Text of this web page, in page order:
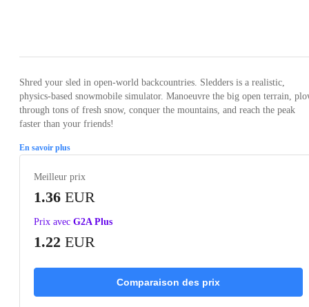
Shred your sled in open-world backcountries. Sledders is a realistic,
physics-based snowmobile simulator. Manoeuvre the big open terrain,
through tons of fresh snow, conquer the mountains, and reach the peak
faster than your friends!
En savoir plus
Meilleur prix
1.36 EUR
Prix avec G2A Plus
1.22 EUR
Comparaison des prix